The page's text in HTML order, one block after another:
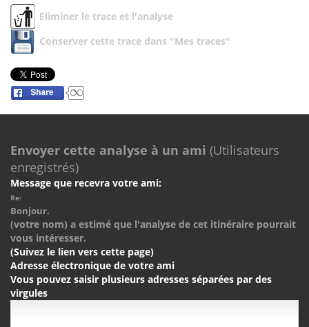
Eliminer le trace et l'analyse
Conserver cette trace dans "Mes traces"
Envoyer cette analyse à un ami (Utilisateurs
enregistrés)
Message que recevra votre ami:
Re:
Bonjour.
(votre nom) a estimé que l'analyse de cet itinéraire pourrait
vous intéresser.
(Suivez le lien vers cette page)
Adresse électronique de votre ami
Vous pouvez saisir plusieurs adresses séparées par des
virgules